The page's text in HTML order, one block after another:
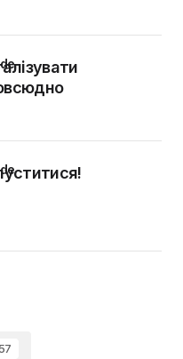
57